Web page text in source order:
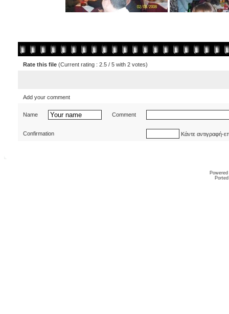
Rate this file (Current rating : 2.5 / 5 with 2 votes)
Add your comment
Name Comment
Confirmation Κάντε αντιγραφή-